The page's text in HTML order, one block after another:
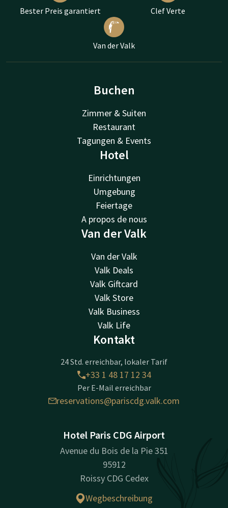
Bester Preis garantiert Clef Verte
Van der Valk
Buchen
Zimmer & Suiten
Restaurant
Tagungen & Events
Hotel
Einrichtungen
Umgebung
Feiertage
A propos de nous
Van der Valk
Van der Valk
Valk Deals
Valk Giftcard
Valk Store
Valk Business
Valk Life
Kontakt
24 Std. erreichbar, lokaler Tarif
+33 1 48 17 12 34
Per E-Mail erreichbar
reservations@pariscdg.valk.com
Hotel Paris CDG Airport
Avenue du Bois de la Pie 351
95912
Roissy CDG Cedex
Wegbeschreibung